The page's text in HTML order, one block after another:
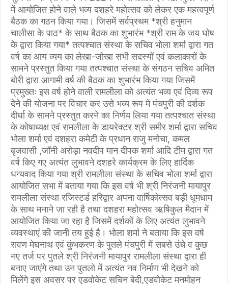
में आयोजित होने वाले भव्य दशहरे महोत्सव को लेकर एक महत्वपूर्ण
बैठक का गठन किया गया। जिसमें सर्वप्रथम *श्री हनुमान
चालीसा के पाठ* के साथ बैठक का शुभारंभ *श्री राम के जय घोष
के द्वारा किया गया* तत्पश्चात संस्था के सचिव भोला शर्मा द्वारा गत
वर्ष का आय व्यय का लेखा-जोखा सभी सदस्यों एवं कलाकारों के
सामने प्रस्तुत किया गया तत्पश्चात संस्था के संगठन सचिव अमित
बोरी द्वारा आगामी वर्ष की बैठक का शुभारंभ किया गया जिसमें
प्रमुख्तः इस वर्ष होने वाली रामलीला को अत्यंत भव्य एवं दिव्य रूप
देने की योजना पर विचार कर उसे भव्य रूप मे पंचपुरी की दर्शक
दीर्घा के सामने प्रस्तुत करने का निर्णय लिया गया तत्पश्चात संस्था
के कोषाध्यक्ष एवं रामलीला के डायरेक्टर श्री समीर शर्मा द्वारा सचिव
भोला शर्मा एवं दशहरा कमेटी के प्रधान राजु मनोचा, कमल
बृजवासी ,जॉनी अरोड़ा नवदीप मान दीपक शर्मा आदि टीम द्वारा गत
वर्ष किए गए अत्यंत लुभावने दशहरे कार्यक्रम के लिए हार्दिक
धन्यवाद किया गया श्री रामलीला संस्था के सचिव भोला शर्मा द्वारा
आयोजित सभा में बताया गया कि इस वर्ष भी श्री निरंजनी मायापुर
रामलीला संस्था रजिस्टर्ड हरिद्वार अपना वार्षिकोत्सव बड़ी धूमधाम
के साथ मनाने जा रही है तथा दशहरा महोत्सव ऋषिकुल मैदान में
आयोजित किया जा रहा है जिसमें दर्शकों के लिए अत्यंत लुभावने
व्यवस्थाएं की जानी तय हुई है। भोला शर्मा ने बताया कि इस वर्ष
रावण मेघनाथ एवं कुंभकरण के पुतले पंचपुरी में सबसे उंचे व कुछ
नए तर्ज पर पुतले श्री निरंजनी मायापुर रामलीला संस्था द्वारा ही
बनाए जाएंगे तथा उन पुतलो में अत्यंत नव निर्माण भी देखने को
मिलेंगे इस अवसर पर एडवोकेट सचिन बेदी,एडवोकेट मनमोहन